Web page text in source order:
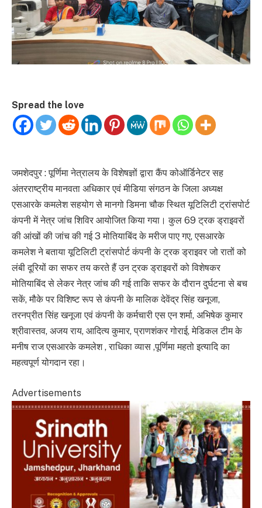
Spread the love
जमशेदपुर : पूर्णिमा नेत्रालय के विशेषज्ञों द्वारा कैंप कोऑर्डिनेटर सह
अंतरराष्ट्रीय मानवता अधिकार एवं मीडिया संगठन के जिला अध्यक्ष
एसआरके कमलेश सहयोग से मानगो डिमना चौक स्थित यूटिलिटी ट्रांसपोर्ट
कंपनी में नेत्र जांच शिविर आयोजित किया गया। कुल 69 ट्रक ड्राइवरों
की आंखों की जांच की गई 3 मोतियाबिंद के मरीज पाए गए, एसआरके
कमलेश ने बताया यूटिलिटी ट्रांसपोर्ट कंपनी के ट्रक ड्राइवर जो रातों को
लंबी दूरियों का सफर तय करते हैं उन ट्रक ड्राइवरों को विशेषकर
मोतियाबिंद से लेकर नेत्र जांच की गई ताकि सफर के दौरान दुर्घटना से बच
सकें, मौके पर विशिष्ट रूप से कंपनी के मालिक देवेंद्र सिंह खनूजा,
तरनप्रीत सिंह खनूजा एवं कंपनी के कर्मचारी एस एन शर्मा, अभिषेक कुमार
श्रीवास्तव, अजय राय, आदित्य कुमार, प्राणशंकर गोराई, मेडिकल टीम के
मनीष राज एसआरके कमलेश , राधिका व्यास ,पूर्णिमा महतो इत्यादि का
महत्वपूर्ण योगदान रहा।
Advertisements